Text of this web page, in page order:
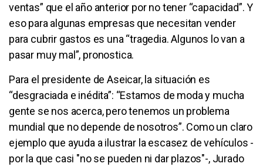
ventas” que el año anterior por no tener “capacidad”. Y
eso para algunas empresas que necesitan vender
para cubrir gastos es una “tragedia. Algunos lo van a
pasar muy mal”, pronostica.
Para el presidente de Aseicar, la situación es
“desgraciada e inédita”: “Estamos de moda y mucha
gente se nos acerca, pero tenemos un problema
mundial que no depende de nosotros”. Como un claro
ejemplo que ayuda a ilustrar la escasez de vehículos -
por la que casi "no se pueden ni dar plazos"-, Jurado